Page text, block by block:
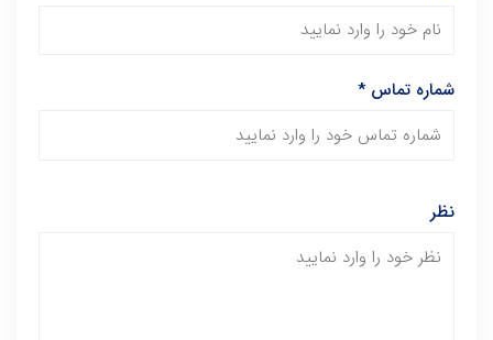
شماره تماس*
نظر